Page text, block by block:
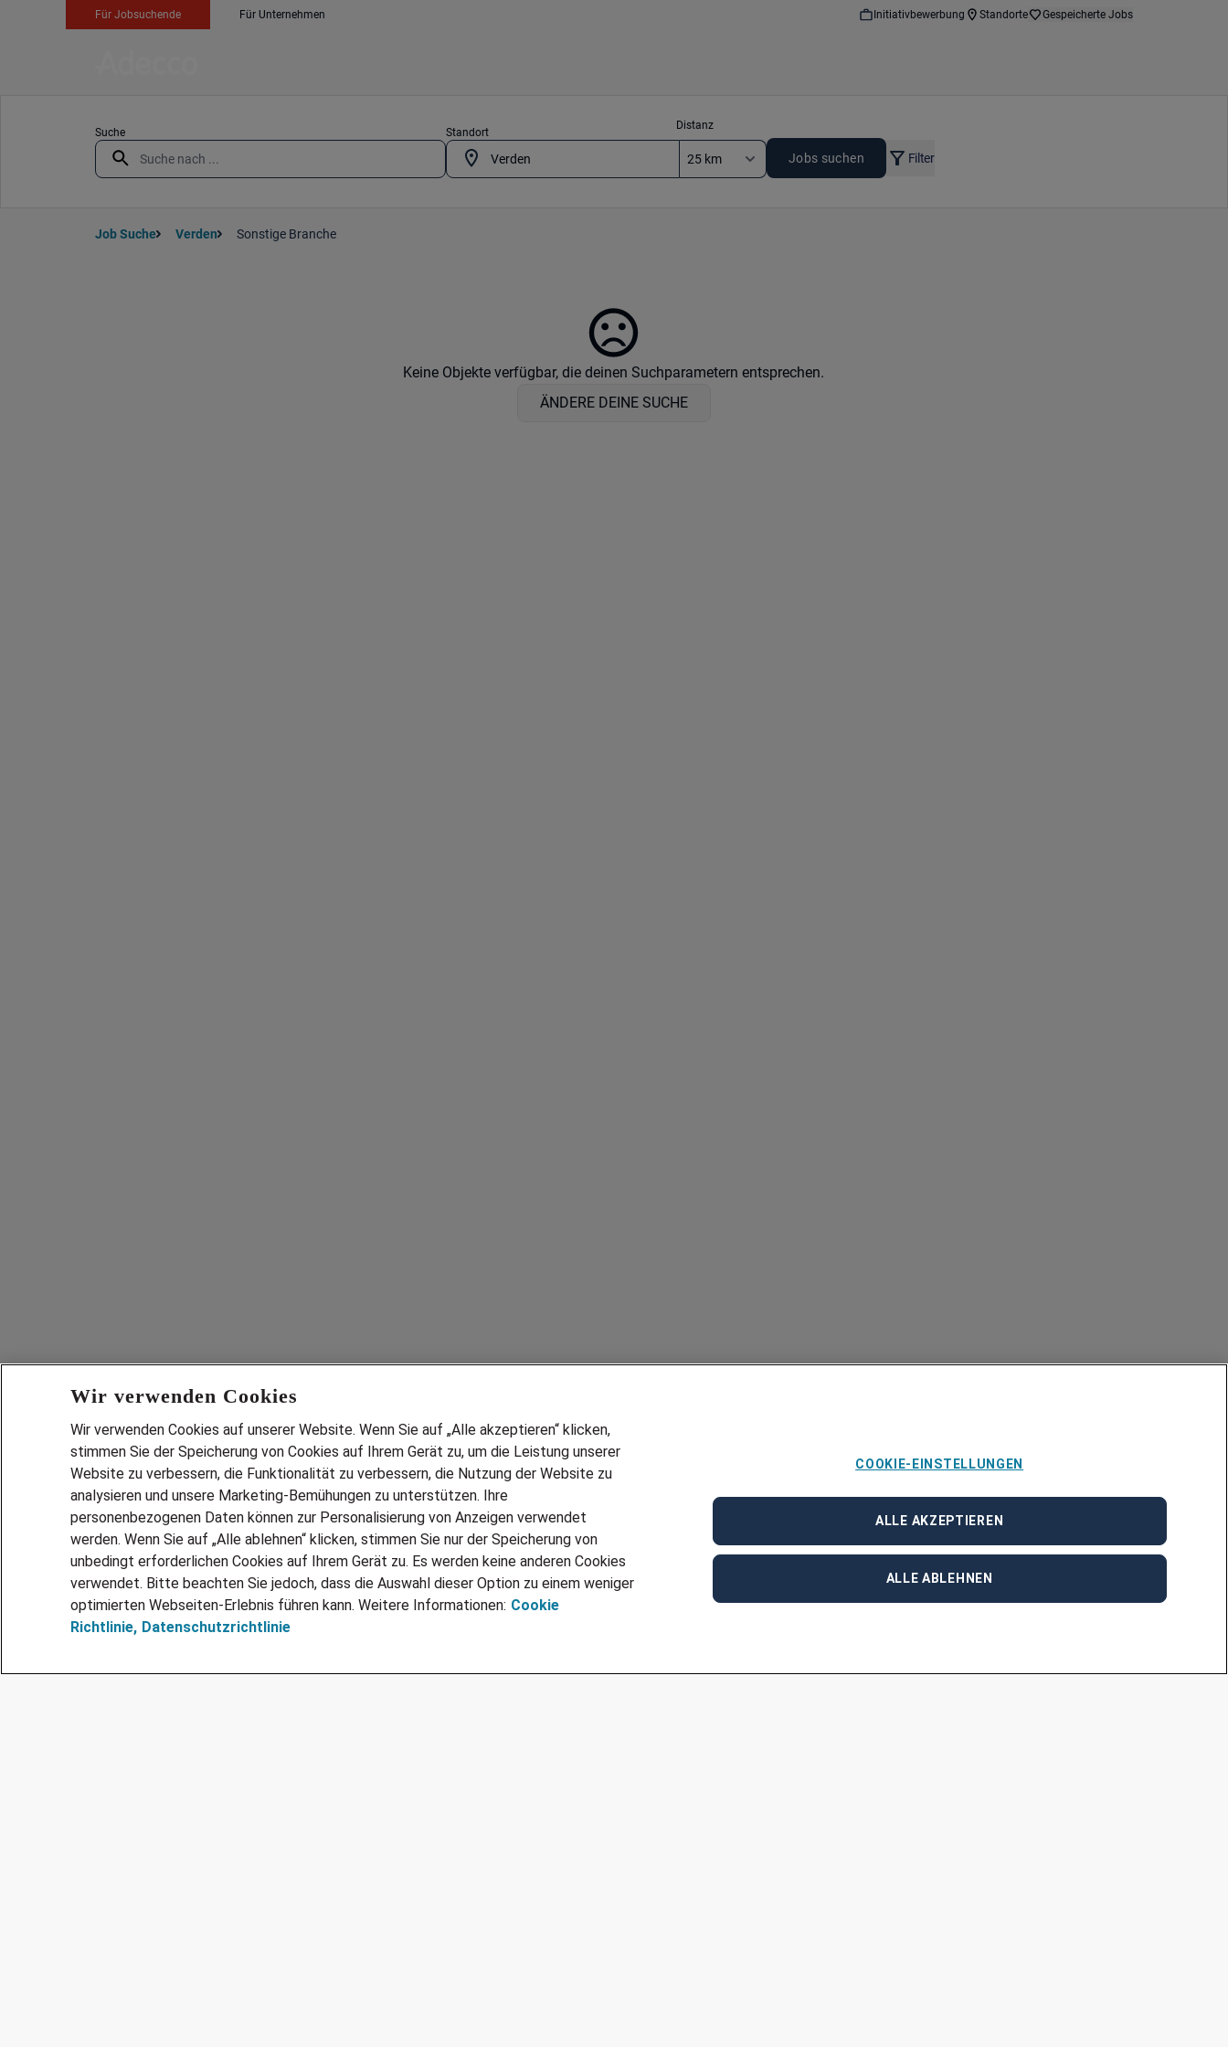
Für Jobsuchende Für Unternehmen Initiativbewerbung Standorte Gespeicherte Jobs
Suche Standort
Distanz
Jobs suchen Filter
Job Suche Verden Sonstige Branche
Keine Objekte verfügbar, die deinen Suchparametern entsprechen.
ÄNDERE DEINE SUCHE
Wir verwenden Cookies
Wir verwenden Cookies auf unserer Website. Wenn Sie auf „Alle akzeptieren“ klicken,
stimmen Sie der Speicherung von Cookies auf Ihrem Gerät zu, um die Leistung unserer
Website zu verbessern, die Funktionalität zu verbessern, die Nutzung der Website zu
analysieren und unsere Marketing-Bemühungen zu unterstützen. Ihre
personenbezogenen Daten können zur Personalisierung von Anzeigen verwendet
werden. Wenn Sie auf „Alle ablehnen“ klicken, stimmen Sie nur der Speicherung von
unbedingt erforderlichen Cookies auf Ihrem Gerät zu. Es werden keine anderen Cookies
verwendet. Bitte beachten Sie jedoch, dass die Auswahl dieser Option zu einem weniger
optimierten Webseiten-Erlebnis führen kann. Weitere Informationen: Cookie
Richtlinie, Datenschutzrichtlinie
COOKIE-EINSTELLUNGEN
ALLE ABLEHNEN
ALLE AKZEPTIEREN